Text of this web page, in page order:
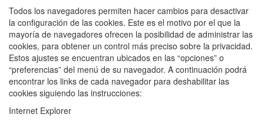
Todos los navegadores permiten hacer cambios para desactivar
la configuración de las cookies. Este es el motivo por el que la
mayoría de navegadores ofrecen la posibilidad de administrar las
cookies, para obtener un control más preciso sobre la privacidad.
Estos ajustes se encuentran ubicados en las “opciones” o
“preferencias” del menú de su navegador. A continuación podrá
encontrar los links de cada navegador para deshabilitar las
cookies siguiendo las instrucciones:
Internet Explorer